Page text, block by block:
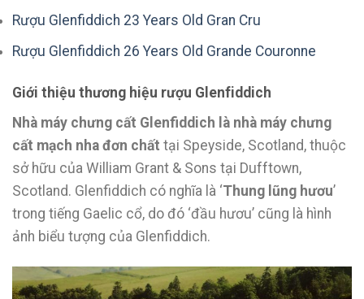
Rượu Glenfiddich 23 Years Old Gran Cru
Rượu Glenfiddich 26 Years Old Grande Couronne
Giới thiệu thương hiệu rượu Glenfiddich
Nhà máy chưng cất Glenfiddich là nhà máy chưng
cất mạch nha đơn chất tại Speyside, Scotland, thuộc
sở hữu của William Grant & Sons tại Dufftown,
Scotland. Glenfiddich có nghĩa là ‘Thung lũng hươu’
trong tiếng Gaelic cổ, do đó ‘đầu hươu’ cũng là hình
ảnh biểu tượng của Glenfiddich.